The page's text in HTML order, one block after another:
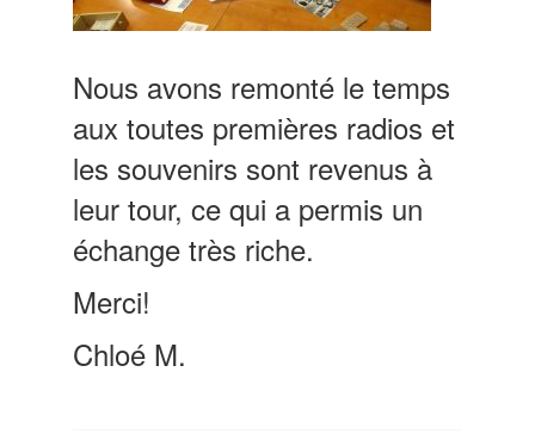
Nous avons remonté le temps
aux toutes premières radios et
les souvenirs sont revenus à
leur tour, ce qui a permis un
échange très riche.
Merci!
Chloé M.